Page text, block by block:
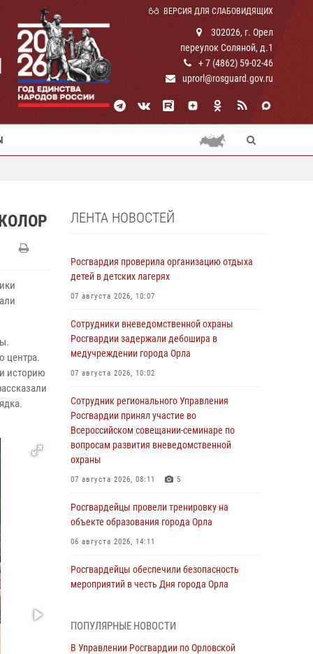
ВЕРСИЯ ДЛЯ СЛАБОВИДЯЩИХ
302026, г. Орел
переулок Соляной, д.1
+ 7 (4862) 59-02-46
uprorl@rosguard.gov.ru
центра.
историю
ЛЕНТА НОВОСТЕЙ
Росгвардия проверила организацию отдыха
детей в детских лагерях
07 августа 2026, 10:07
Сотрудники вневедомственной охраны
Росгвардии задержали дебошира в
медучреждении города Орла
07 августа 2026, 10:02
Сотрудник регионального Управления
Росгвардии принял участие во
Всероссийском совещании-семинаре по
вопросам развития вневедомственной
охраны
07 августа 2026, 08:11 5
Росгвардейцы провели тренировку на
объекте образования города Орла
06 августа 2026, 14:11
Росгвардейцы обеспечили безопасность
мероприятий в честь Дня города Орла
Начальник регионального Управления
Росгвардии принял участие в митинге в честь
ПОПУЛЯРНЫЕ НОВОСТИ
В Управлении Росгвардии по Орловской